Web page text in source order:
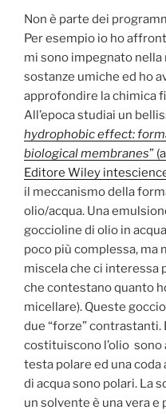
Non è parte dei
Per esempio io ho
mi sono impegnato
sostanze umiche ed ho
approfondire la chimica
All’epoca studiai un
hydrophobic effect:
biological membranes”
Editore Wiley
il meccanismo della
olio/acqua. Una
goccioline di olio in
poco più complessa,
miscela che ci interessa
che contestano quanto
micellare). Queste
due “forze” contrastanti.
costituiscono l’olio sono
testa polare ed una coda
di acqua sono polari. La
un solvente è una vera e